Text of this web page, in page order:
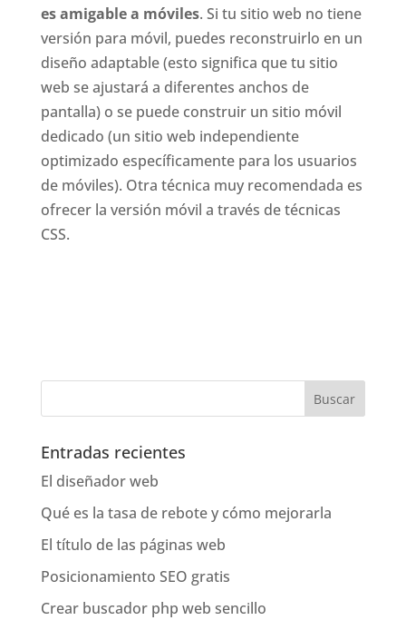
es amigable a móviles. Si tu sitio web no tiene
versión para móvil, puedes reconstruirlo en un
diseño adaptable (esto significa que tu sitio
web se ajustará a diferentes anchos de
pantalla) o se puede construir un sitio móvil
dedicado (un sitio web independiente
optimizado específicamente para los usuarios
de móviles). Otra técnica muy recomendada es
ofrecer la versión móvil a través de técnicas
CSS.
Entradas recientes
El diseñador web
Qué es la tasa de rebote y cómo mejorarla
El título de las páginas web
Posicionamiento SEO gratis
Crear buscador php web sencillo